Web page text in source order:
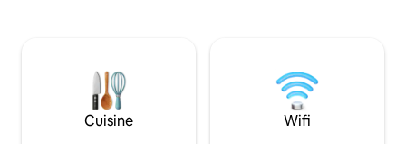
« Smith's Toe » (prononcé « Smittoe »),
une autre zone de pêche, et la maison
du poisson perroquet bleu.
recherche de
dans un cadre
Votre escapade
Voitures de
Cuisine Wifi